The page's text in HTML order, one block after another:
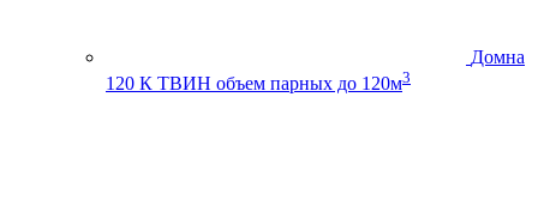
Домна
120 К ТВИН объем парных до 120м3